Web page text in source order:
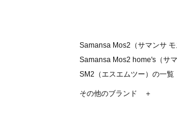
Samansa Mos2（サマンサ
Samansa Mos2 home's（サ
SM2（エスエムツー）の一覧
TSUHARU by Samansa
その他のブランド ＋